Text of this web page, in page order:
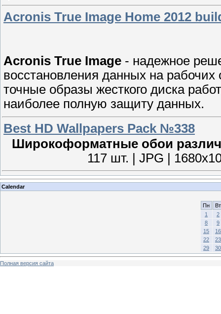
Acronis True Image Home 2012
Acronis True Image - надежное
восстановления данных на рабочих
точные образы жесткого диска
наиболее полную защиту данных.
Best HD Wallpapers Pack №338
Широкоформатные обои
117 шт. | JPG |
Calendar
Пн
Вт
1
2
8
9
15
16
22
23
29
30
Полная версия сайта